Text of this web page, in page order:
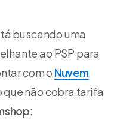
buscando uma
ao PSP para
com o Nuvem
não cobra tarifa
: